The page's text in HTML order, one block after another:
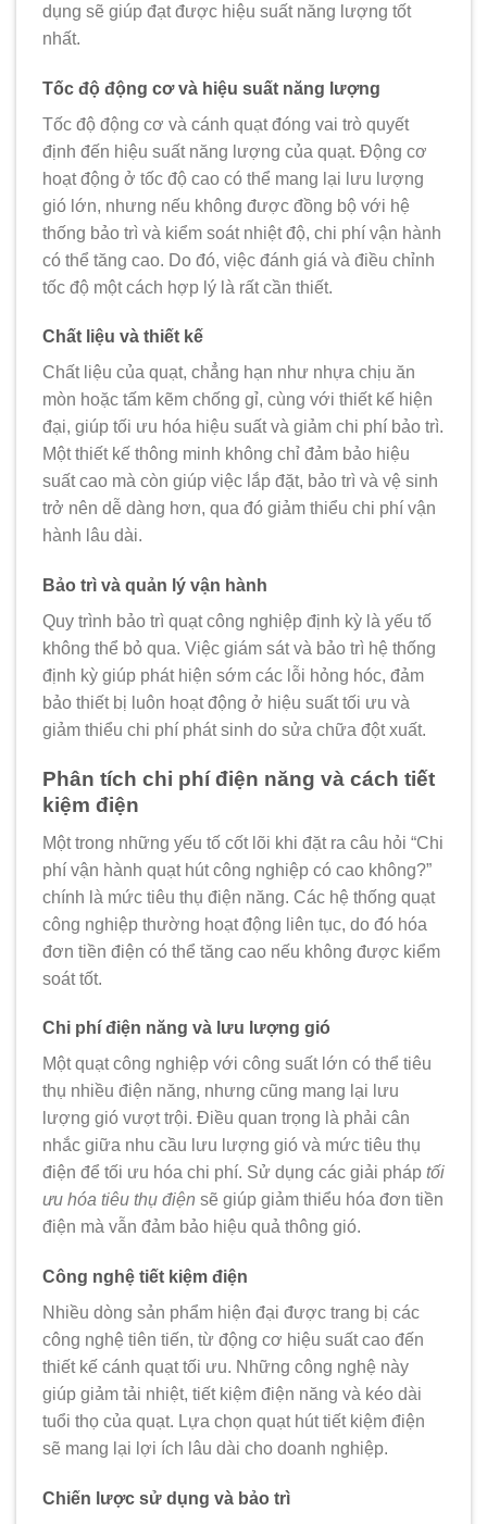
dụng sẽ giúp đạt được hiệu suất năng lượng tốt
nhất.
Tốc độ động cơ và hiệu suất năng lượng
Tốc độ động cơ và cánh quạt đóng vai trò quyết
định đến hiệu suất năng lượng của quạt. Động cơ
hoạt động ở tốc độ cao có thể mang lại lưu lượng
gió lớn, nhưng nếu không được đồng bộ với hệ
thống bảo trì và kiểm soát nhiệt độ, chi phí vận hành
có thể tăng cao. Do đó, việc đánh giá và điều chỉnh
tốc độ một cách hợp lý là rất cần thiết.
Chất liệu và thiết kế
Chất liệu của quạt, chẳng hạn như nhựa chịu ăn
mòn hoặc tấm kẽm chống gỉ, cùng với thiết kế hiện
đại, giúp tối ưu hóa hiệu suất và giảm chi phí bảo trì.
Một thiết kế thông minh không chỉ đảm bảo hiệu
suất cao mà còn giúp việc lắp đặt, bảo trì và vệ sinh
trở nên dễ dàng hơn, qua đó giảm thiểu chi phí vận
hành lâu dài.
Bảo trì và quản lý vận hành
Quy trình bảo trì quạt công nghiệp định kỳ là yếu tố
không thể bỏ qua. Việc giám sát và bảo trì hệ thống
định kỳ giúp phát hiện sớm các lỗi hỏng hóc, đảm
bảo thiết bị luôn hoạt động ở hiệu suất tối ưu và
giảm thiểu chi phí phát sinh do sửa chữa đột xuất.
Phân tích chi phí điện năng và cách tiết
kiệm điện
Một trong những yếu tố cốt lõi khi đặt ra câu hỏi “Chi
phí vận hành quạt hút công nghiệp có cao không?”
chính là mức tiêu thụ điện năng. Các hệ thống quạt
công nghiệp thường hoạt động liên tục, do đó hóa
đơn tiền điện có thể tăng cao nếu không được kiểm
soát tốt.
Chi phí điện năng và lưu lượng gió
Một quạt công nghiệp với công suất lớn có thể tiêu
thụ nhiều điện năng, nhưng cũng mang lại lưu
lượng gió vượt trội. Điều quan trọng là phải cân
nhắc giữa nhu cầu lưu lượng gió và mức tiêu thụ
điện để tối ưu hóa chi phí. Sử dụng các giải pháp tối
ưu hóa tiêu thụ điện sẽ giúp giảm thiểu hóa đơn tiền
điện mà vẫn đảm bảo hiệu quả thông gió.
Công nghệ tiết kiệm điện
Nhiều dòng sản phẩm hiện đại được trang bị các
công nghệ tiên tiến, từ động cơ hiệu suất cao đến
thiết kế cánh quạt tối ưu. Những công nghệ này
giúp giảm tải nhiệt, tiết kiệm điện năng và kéo dài
tuổi thọ của quạt. Lựa chọn quạt hút tiết kiệm điện
sẽ mang lại lợi ích lâu dài cho doanh nghiệp.
Chiến lược sử dụng và bảo trì